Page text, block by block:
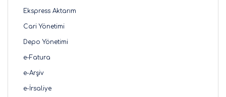
Ekspress Aktarım
Cari Yönetimi
Depo Yönetimi
e-Fatura
e-Arşiv
e-İrsaliye